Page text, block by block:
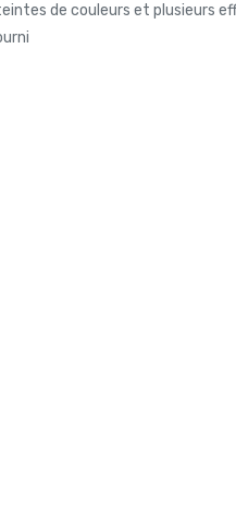
de couleurs et plusieurs